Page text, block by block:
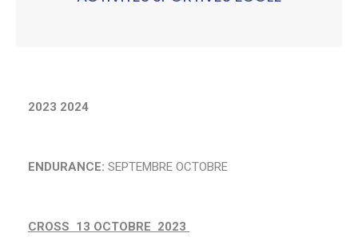
2023 2024
ENDURANCE: SEPTEMBRE OCTOBRE
CROSS 13 OCTOBRE 2023